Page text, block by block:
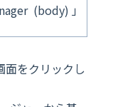
(body) 」
面をクリックし